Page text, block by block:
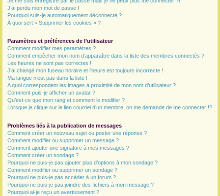
J’ai perdu mon mot de passe !
Pourquoi suis-je automatiquement déconnecté ?
À quoi sert « Supprimer les cookies » ?
Paramètres et préférences de l’utilisateur
Comment modifier mes paramètres ?
Comment empêcher mon nom d’apparaître dans la liste des membres connectés ?
Les heures ne sont pas correctes !
J’ai changé mon fuseau horaire et l’heure est toujours incorrecte !
Ma langue n’est pas dans la liste !
A quoi correspondent les images à proximité de mon nom d’utilisateur ?
Comment puis-je afficher un avatar ?
Qu’est-ce que mon rang et comment le modifier ?
Lorsque je clique sur le lien courrield’un membre, on me demande de me connecter !?
Problèmes liés à la publication de messages
Comment créer un nouveau sujet ou poster une réponse ?
Comment modifier ou supprimer un message ?
Comment ajouter une signature à mes messages ?
Comment créer un sondage ?
Pourquoi ne puis-je pas ajouter plus d’options à mon sondage ?
Comment modifier ou supprimer un sondage ?
Pourquoi ne puis-je pas accéder à un forum ?
Pourquoi ne puis-je pas joindre des fichiers à mon message ?
Pourquoi ai-je reçu un avertissement ?